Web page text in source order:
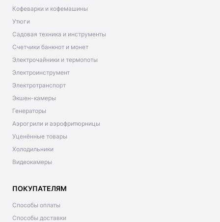
Кофеварки и кофемашины
Утюги
Садовая техника и инструменты
Счетчики банкнот и монет
Электрочайники и термопоты
Электроинструмент
Электротранспорт
Экшен-камеры
Генераторы
Аэрогрили и аэрофритюрницы
Уценённые товары
Холодильники
Видеокамеры
ПОКУПАТЕЛЯМ
Способы оплаты
Способы доставки